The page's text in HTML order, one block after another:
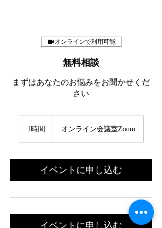
オンラインで利用可能
無料相談
まずはあなたのお悩みをお聞かせくだ
さい
1時間 オンライン会議室Zoom
イベントに申し込む
イベントに申し込む